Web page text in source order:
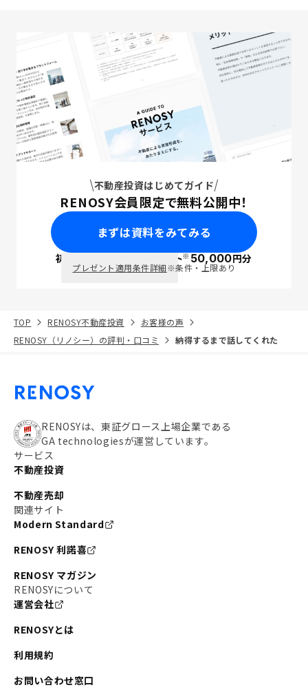
不動産投資はじめてガイド
RENOSY会員限定で無料公開中！
まずは資料をみてみる
初回面談で ポイント※50,000円分
プレゼント適用条件詳細※条件・上限あり
TOP RENOSY不動産投資
お客様の声
RENOSY（リノシー）の評判・口コミ
納得するまで話してくれた
RENOSYは、東証グロース上場企業である
GA technologiesが運営しています。
サービス
不動産投資
不動産売却
関連サイト
Modern Standard
RENOSY 利諾喜
RENOSY マガジン
RENOSYについて
運営会社
RENOSYとは
利用規約
お問い合わせ窓口